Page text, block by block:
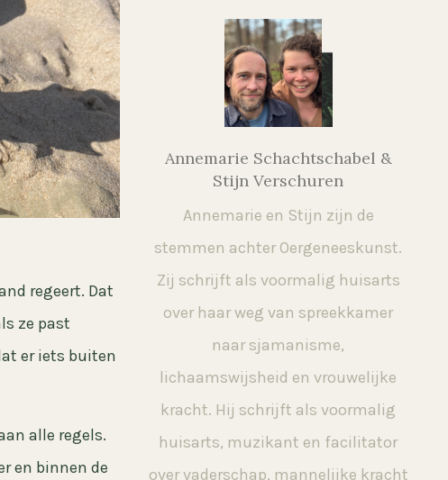
regeert. Dat
ze past
er iets buiten
alle regels.
en binnen de
Annemarie Schachtschabel &
Stijn Verschuren
Annemarie en Stijn zijn de
stemmen achter Oergeneeskunst.
Zij schrijft als voormalig huisarts
over haar weg van spreekkamer
naar sjamanisme,
lichaamswijsheid en vrouwelijke
kracht. Hij schrijft als voormalig
huisarts, muzikant en facilitator
over vaderschap, mannelijke kracht